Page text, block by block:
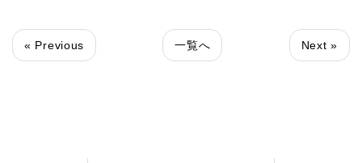
« Previous 一覧へ Next »